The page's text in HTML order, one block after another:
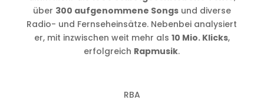
über 300 aufgenommene Songsund diverse
Radio- und Fernseheinsätze. Nebenbei analysiert
er, mit inzwischen weit mehr als 10 Mio. Klicks,
erfolgreich Rapmusik.
RBA